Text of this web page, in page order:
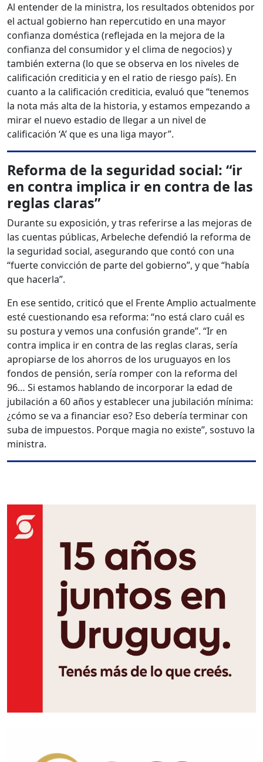
Al entender de la ministra, los resultados obtenidos por
el actual gobierno han repercutido en una mayor
confianza doméstica (reflejada en la mejora de la
confianza del consumidor y el clima de negocios) y
también externa (lo que se observa en los niveles de
calificación crediticia y en el ratio de riesgo país). En
cuanto a la calificación crediticia, evaluó que “tenemos
la nota más alta de la historia, y estamos empezando a
mirar el nuevo estadio de llegar a un nivel de
calificación ‘A’ que es una liga mayor”.
Reforma de la seguridad social: “ir
en contra implica ir en contra de las
reglas claras”
Durante su exposición, y tras referirse a las mejoras de
las cuentas públicas, Arbeleche defendió la reforma de
la seguridad social, asegurando que contó con una
“fuerte convicción de parte del gobierno”, y que “había
que hacerla”.
En ese sentido, criticó que el Frente Amplio actualmente
esté cuestionando esa reforma: “no está claro cuál es
su postura y vemos una confusión grande”. “Ir en
contra implica ir en contra de las reglas claras, sería
apropiarse de los ahorros de los uruguayos en los
fondos de pensión, sería romper con la reforma del
96… Si estamos hablando de incorporar la edad de
jubilación a 60 años y establecer una jubilación mínima:
¿cómo se va a financiar eso? Eso debería terminar con
suba de impuestos. Porque magia no existe”, sostuvo la
ministra.